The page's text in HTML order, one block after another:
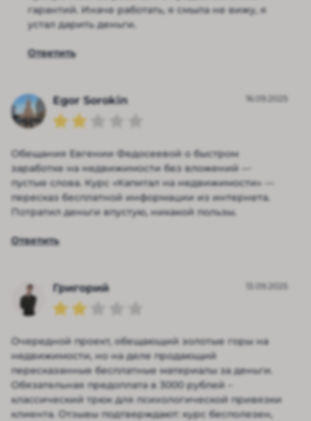
гарантий. Иначе работать, я смыла не вижу, я
устал дарить деньги.
Ответить
Egor Sorokin 16.09.2025
Обещания Евгении Федосеевой о быстром
заработке на недвижимости без вложений —
пустые слова. Курс «Капитал на недвижимости» —
пересказ бесплатной информации из интернета.
Потратил деньги впустую, никакой пользы.
Ответить
Григорий 13.09.2025
Очередной проект, обещающий золотые горы на
недвижимости, но на деле продающий
пересказанные бесплатные материалы за деньги.
Обязательная предоплата в 3000 рублей –
классический трюк для психологической привязки
клиента. Отзывы подтверждают: курс бесполезен,